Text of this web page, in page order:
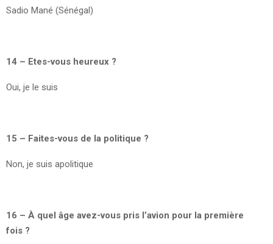
Sadio Mané (Sénégal)
14 – Etes-vous heureux ?
Oui, je le suis
15 – Faites-vous de la politique ?
Non, je suis apolitique
16 – À quel âge avez-vous pris l’avion pour la première
fois ?